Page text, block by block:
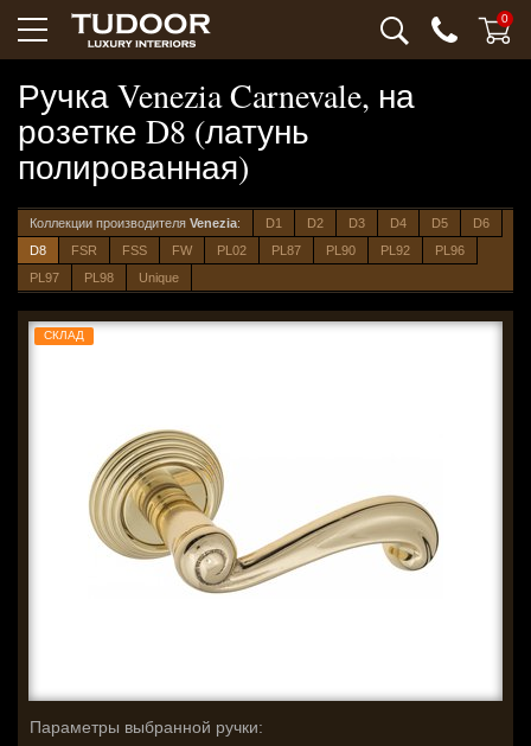
0
Ручка Venezia Carnevale, на
розетке D8 (латунь
полированная)
Коллекции производителя Venezia: D1 D2 D3 D4 D5
D6
D8
FSR FSS FW PL02 PL87 PL90 PL92
PL96
PL97
PL98 Unique
СКЛАД
Параметры выбранной ручки: